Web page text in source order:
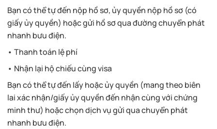
Bạn có thể tự đến nộp hồ sơ, ủy quyền nộp hồ sơ (có
giấy ủy quyền) hoặc gửi hồ sơ qua đường chuyển phát
nhanh bưu điện.
• Thanh toán lệ phí
• Nhận lại hộ chiếu cùng visa
Bạn có thể tự đến lấy hoặc ủy quyền (mang theo biên
lai xác nhận/giấy ủy quyền đến nhận cùng với chứng
minh thư) hoặc chọn dịch vụ gửi qua chuyển phát
nhanh bưu điện.